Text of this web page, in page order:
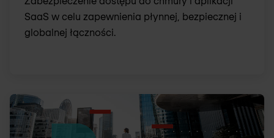
SaaS w celu zapewnienia płynnej, bezpiecznej i
globalnej łączności.